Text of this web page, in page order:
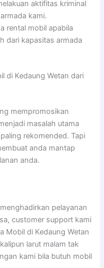
aktifitas kriminal
kami.
rental mobil apabila
dari kapasitas armada
di Kedaung Wetan dari
mempromosikan
masalah utama
rekomended. Tapi
anda mantap
anda.
pelayanan
customer support kami
Mobil di Kedaung Wetan
larut malam tak
kami bila butuh mobil